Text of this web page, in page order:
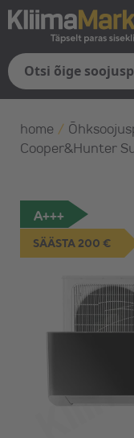
home /
Cooper&Hunter
A+++
SÄÄSTA 200 €